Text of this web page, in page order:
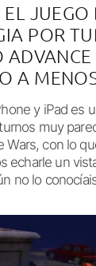
JUEGO
POR
ADVANCE
A
y iPad es
muy
Wars, con lo
echarle un
no lo